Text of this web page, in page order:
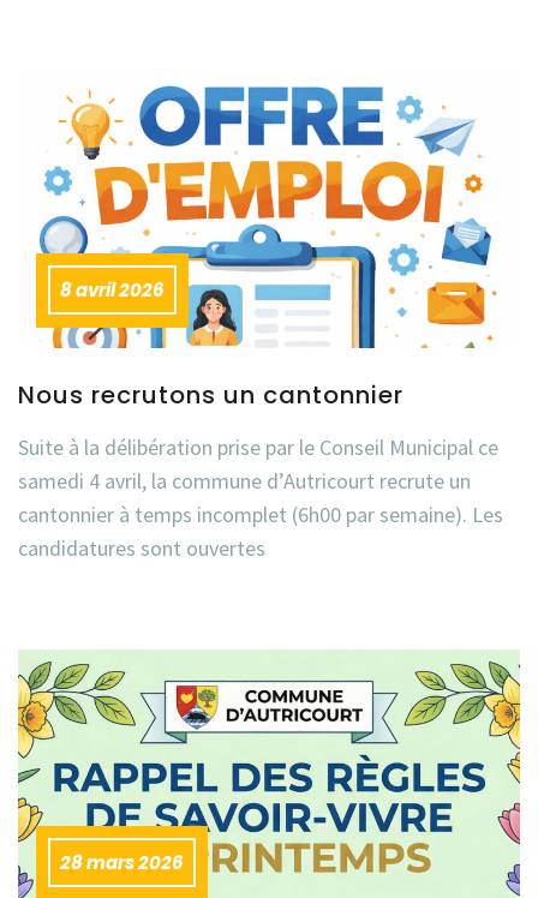
8 avril 2026
Nous recrutons un cantonnier
Suite à la délibération prise par le Conseil Municipal ce
samedi 4 avril, la commune d’Autricourt recrute un
cantonnier à temps incomplet (6h00 par semaine). Les
candidatures sont ouvertes
28 mars 2026